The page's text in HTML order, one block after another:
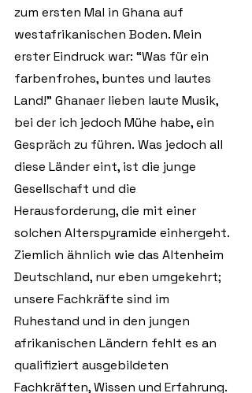
zum ersten Mal in Ghana auf
westafrikanischen Boden. Mein
erster Eindruck war: “Was für ein
farbenfrohes, buntes und lautes
Land!” Ghanaer lieben laute Musik,
bei der ich jedoch Mühe habe, ein
Gespräch zu führen. Was jedoch all
diese Länder eint, ist die junge
Gesellschaft und die
Herausforderung, die mit einer
solchen Alterspyramide einhergeht.
Ziemlich ähnlich wie das Altenheim
Deutschland, nur eben umgekehrt;
unsere Fachkräfte sind im
Ruhestand und in den jungen
afrikanischen Ländern fehlt es an
qualifiziert ausgebildeten
Fachkräften, Wissen und Erfahrung.